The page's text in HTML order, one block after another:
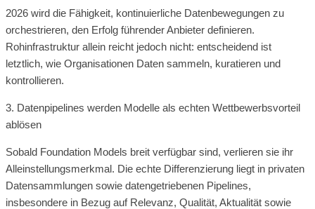
2026 wird die Fähigkeit, kontinuierliche Datenbewegungen zu
orchestrieren, den Erfolg führender Anbieter definieren.
Rohinfrastruktur allein reicht jedoch nicht: entscheidend ist
letztlich, wie Organisationen Daten sammeln, kuratieren und
kontrollieren.
3. Datenpipelines werden Modelle als echten Wettbewerbsvorteil
ablösen
Sobald Foundation Models breit verfügbar sind, verlieren sie ihr
Alleinstellungsmerkmal. Die echte Differenzierung liegt in privaten
Datensammlungen sowie datengetriebenen Pipelines,
insbesondere in Bezug auf Relevanz, Qualität, Aktualität sowie